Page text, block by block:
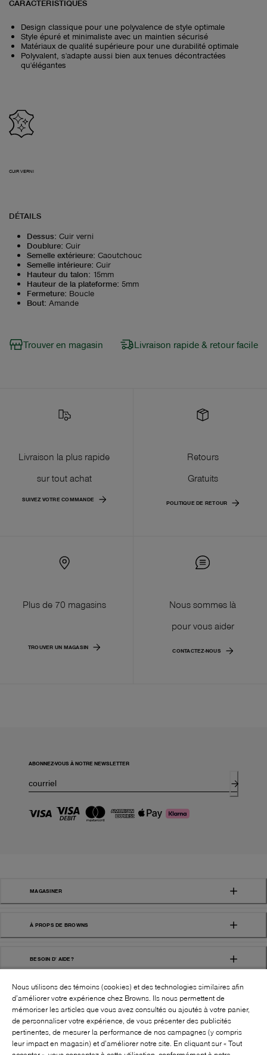
CARACTÉRISTIQUES
Design classique pour une polyvalence de style optimale
Style épuré et minimaliste avec un maintien sécurisé
Matériaux de qualité supérieure pour une durabilité optimale
Polyvalent, s'adapte aussi bien aux tenues décontractées
qu'élégantes
CUIR VERNI
DÉTAILS
Dessus: Cuir verni
Doublure: Cuir
Semelle extérieure: Caoutchouc
Semelle intérieure: Cuir
Hauteur du talon: 15mm
Hauteur de la plateforme: 5mm
Fermeture: Boucle
Bout: Amande
Trouver en magasin Livraison rapide & retour facile
Livraison la plus rapide
sur tout achat
SUIVEZ VOTRE COMMANDE
Retours
Gratuits
POLITIQUE DE RETOUR
Plus de 70 magasins
TROUVER UN MAGASIN
Nous sommes là
pour vous aider
CONTACTEZ-NOUS
ABONNEZ-VOUS À NOTRE NEWSLETTER
MAGASINER
À PROPS DE BROWNS
BESOIN D' AIDE?
SUIVEZ-NOUS!:
Nous utilisons des témoins (cookies) et des technologies similaires afin
d’améliorer votre expérience chez Browns. Ils nous permettent de
mémoriser les articles que vous avez consultés ou ajoutés à votre panier,
de personnaliser votre expérience, de vous présenter des publicités
pertinentes, de mesurer la performance de nos campagnes (y compris
leur impact en magasin) et d’améliorer notre site. En cliquant sur « Tout